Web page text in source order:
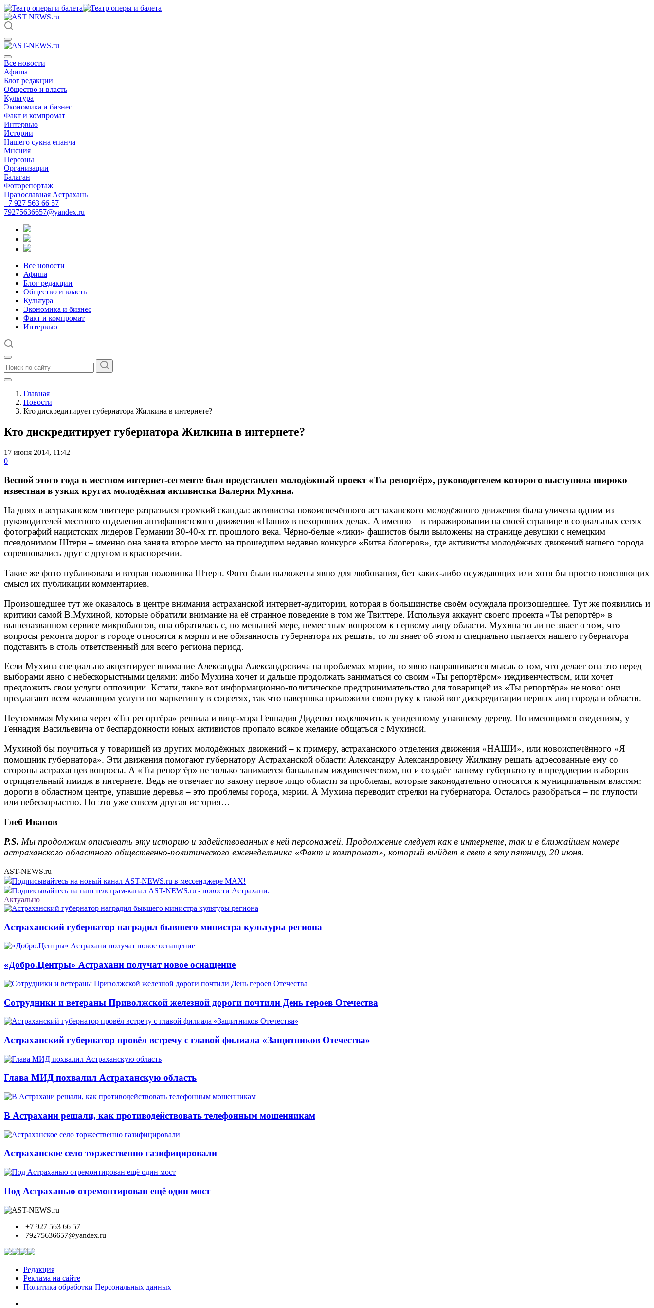
Все новости
Афиша
Блог редакции
Общество и власть
Культура
Экономика и бизнес
Факт и компромат
Интервью
Истории
Нашего сукна епанча
Мнения
Персоны
Организации
Балаган
Фоторепортаж
Православная Астрахань
+7 927 563 66 57
79275636657@yandex.ru
Все новости
Афиша
Блог редакции
Общество и власть
Культура
Экономика и бизнес
Факт и компромат
Интервью
Главная
Новости
Кто дискредитирует губернатора Жилкина в интернете?
Кто дискредитирует губернатора Жилкина в интернете?
17 июня 2014, 11:42
0
Весной этого года в местном интернет-сегменте был представлен молодёжный проект «Ты репортёр», руководителем которого выступила широко
известная в узких кругах молодёжная активистка Валерия Мухина.
На днях в астраханском твиттере разразился громкий скандал: активистка новоиспечённого астраханского молодёжного движения была уличена одним из
руководителей местного отделения антифашистского движения «Наши» в нехороших делах. А именно – в тиражировании на своей странице в социальных сетях
фотографий нацистских лидеров Германии 30-40-х гг. прошлого века. Чёрно-белые «лики» фашистов были выложены на странице девушки с немецким
псевдонимом Штерн – именно она заняла второе место на прошедшем недавно конкурсе «Битва блогеров», где активисты молодёжных движений нашего города
соревновались друг с другом в красноречии.
Такие же фото публиковала и вторая половинка Штерн. Фото были выложены явно для любования, без каких-либо осуждающих или хотя бы просто поясняющих
смысл их публикации комментариев.
Произошедшее тут же оказалось в центре внимания астраханской интернет-аудитории, которая в большинстве своём осуждала произошедшее. Тут же появились и
критики самой В.Мухиной, которые обратили внимание на её странное поведение в том же Твиттере. Используя аккаунт своего проекта «Ты репортёр» в
вышеназванном сервисе микроблогов, она обратилась с, по меньшей мере, неместным вопросом к первому лицу области. Мухина то ли не знает о том, что
вопросы ремонта дорог в городе относятся к мэрии и не обязанность губернатора их решать, то ли знает об этом и специально пытается нашего губернатора
подставить в столь ответственный для всего региона период.
Если Мухина специально акцентирует внимание Александра Александровича на проблемах мэрии, то явно напрашивается мысль о том, что делает она это перед
выборами явно с небескорыстными целями: либо Мухина хочет и дальше продолжать заниматься со своим «Ты репортёром» иждивенчеством, или хочет
предложить свои услуги оппозиции. Кстати, такое вот информационно-политическое предпринимательство для товарищей из «Ты репортёра» не ново: они
предлагают всем желающим услуги по маркетингу в соцсетях, так что наверняка приложили свою руку к такой вот дискредитации первых лиц города и области.
Неутомимая Мухина через «Ты репортёра» решила и вице-мэра Геннадия Диденко подключить к увиденному упавшему дереву. По имеющимся сведениям, у
Геннадия Васильевича от беспардонности юных активистов пропало всякое желание общаться с Мухиной.
Мухиной бы поучиться у товарищей из других молодёжных движений – к примеру, астраханского отделения движения «НАШИ», или новоиспечённого «Я
помощник губернатора». Эти движения помогают губернатору Астраханской области Александру Александровичу Жилкину решать адресованные ему со
стороны астраханцев вопросы. А «Ты репортёр» не только занимается банальным иждивенчеством, но и создаёт нашему губернатору в преддверии выборов
отрицательный имидж в интернете. Ведь не отвечает по закону первое лицо области за проблемы, которые законодательно относятся к муниципальным властям:
дороги в областном центре, упавшие деревья – это проблемы города, мэрии. А Мухина переводит стрелки на губернатора. Осталось разобраться – по глупости
или небескорыстно. Но это уже совсем другая история…
Глеб Иванов
P.S. Мы продолжим описывать эту историю и задействованных в ней персонажей. Продолжение следует как в интернете, так и в ближайшем номере
астраханского областного общественно-политического еженедельника «Факт и компромат», который выйдет в свет в эту пятницу, 20 июня.
AST-NEWS.ru
Подписывайтесь на новый канал AST-NEWS.ru в мессенджере MAX!
Подписывайтесь на наш телеграм-канал AST-NEWS.ru - новости Астрахани.
Актуально
Астраханский губернатор наградил бывшего министра культуры региона
«Добро.Центры» Астрахани получат новое оснащение
Сотрудники и ветераны Приволжской железной дороги почтили День героев Отечества
Астраханский губернатор провёл встречу с главой филиала «Защитников Отечества»
Глава МИД похвалил Астраханскую область
В Астрахани решали, как противодействовать телефонным мошенникам
Астраханское село торжественно газифицировали
Под Астраханью отремонтирован ещё один мост
+7 927 563 66 57
79275636657@yandex.ru
Редакция
Реклама на сайте
Политика обработки Персональных данных